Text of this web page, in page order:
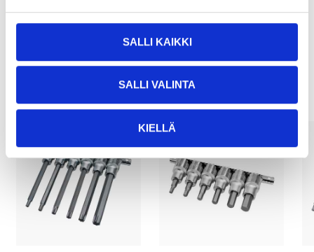
SALLI KAIKKI
SALLI VALINTA
KIELLÄ
Andra kunder köpte också